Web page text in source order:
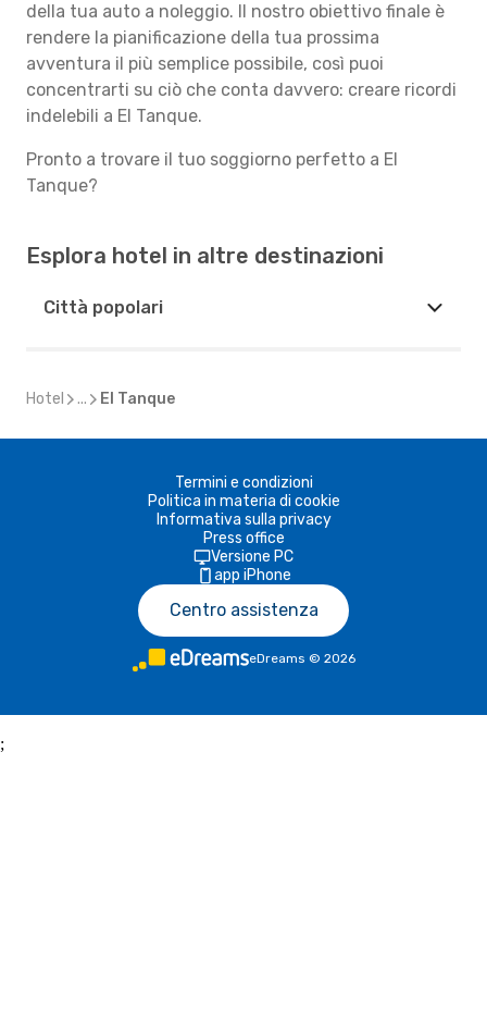
della tua auto a noleggio. Il nostro obiettivo finale è
rendere la pianificazione della tua prossima
avventura il più semplice possibile, così puoi
concentrarti su ciò che conta davvero: creare ricordi
indelebili a El Tanque.
Pronto a trovare il tuo soggiorno perfetto a El
Tanque?
Esplora hotel in altre destinazioni
Città popolari
Hotel ... El Tanque
Termini e condizioni
Politica in materia di cookie
Informativa sulla privacy
Press office
Versione PC
app iPhone
Centro assistenza
eDreams © 2026
;